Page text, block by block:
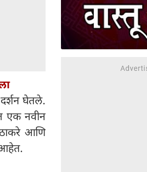
घेतले.
एक नवीन
आणि
आहेत.